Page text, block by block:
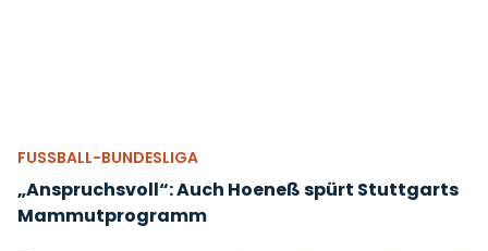
FUSSBALL-BUNDESLIGA
„Anspruchsvoll“: Auch Hoeneß spürt Stuttgarts
Mammutprogramm